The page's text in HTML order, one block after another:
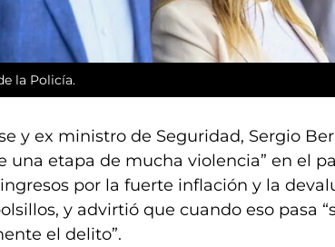
la Policía.
y ex ministro de Seguridad, Sergio
una etapa de mucha violencia” en el
por la fuerte inflación y la
y advirtió que cuando eso pasa
el delito”.